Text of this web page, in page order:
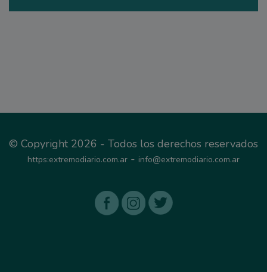
© Copyright 2026 - Todos los derechos reservados
https:extremodiario.com.ar - info@extremodiario.com.ar